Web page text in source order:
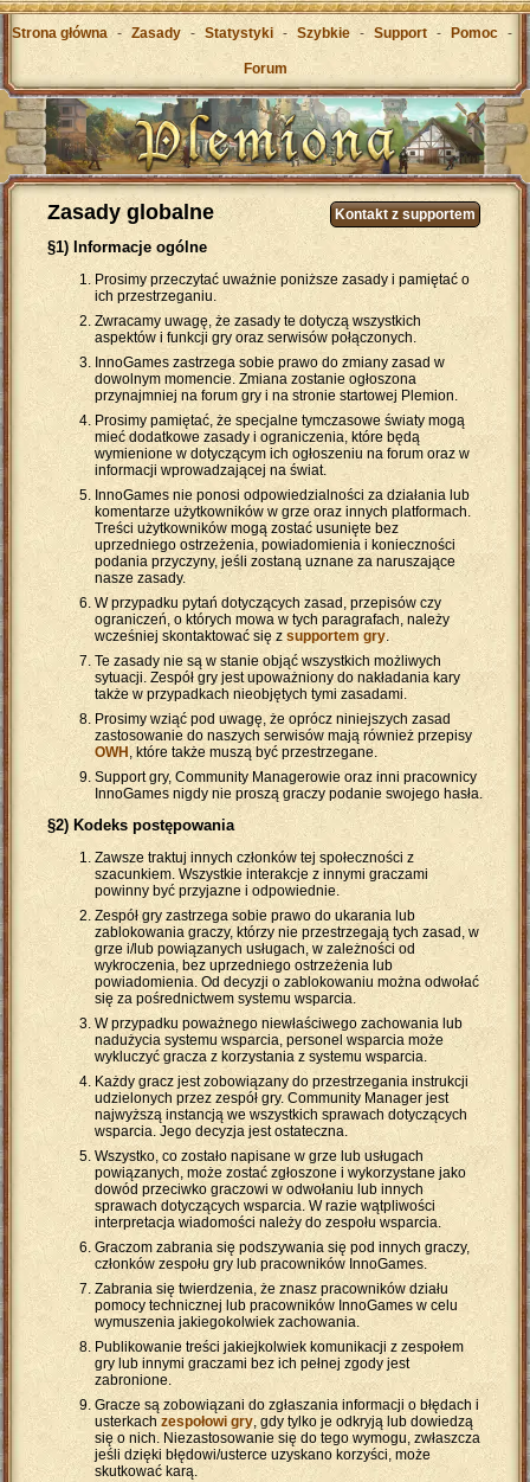
Strona główna - Zasady - Statystyki - Szybkie - Support - Pomoc -
Forum
Kontakt z supportem
Zasady globalne
§1) Informacje ogólne
Prosimy przeczytać uważnie poniższe zasady i pamiętać o
ich przestrzeganiu.
Zwracamy uwagę, że zasady te dotyczą wszystkich
aspektów i funkcji gry oraz serwisów połączonych.
InnoGames zastrzega sobie prawo do zmiany zasad w
dowolnym momencie. Zmiana zostanie ogłoszona
przynajmniej na forum gry i na stronie startowej Plemion.
Prosimy pamiętać, że specjalne tymczasowe światy mogą
mieć dodatkowe zasady i ograniczenia, które będą
wymienione w dotyczącym ich ogłoszeniu na forum oraz w
informacji wprowadzającej na świat.
InnoGames nie ponosi odpowiedzialności za działania lub
komentarze użytkowników w grze oraz innych platformach.
Treści użytkowników mogą zostać usunięte bez
uprzedniego ostrzeżenia, powiadomienia i konieczności
podania przyczyny, jeśli zostaną uznane za naruszające
nasze zasady.
W przypadku pytań dotyczących zasad, przepisów czy
ograniczeń, o których mowa w tych paragrafach, należy
wcześniej skontaktować się z supportem gry.
Te zasady nie są w stanie objąć wszystkich możliwych
sytuacji. Zespół gry jest upoważniony do nakładania kary
także w przypadkach nieobjętych tymi zasadami.
Prosimy wziąć pod uwagę, że oprócz niniejszych zasad
zastosowanie do naszych serwisów mają również przepisy
OWH , które także muszą być przestrzegane.
Support gry, Community Managerowie oraz inni pracownicy
InnoGames nigdy nie proszą graczy podanie swojego hasła.
§2) Kodeks postępowania
Zawsze traktuj innych członków tej społeczności z
szacunkiem. Wszystkie interakcje z innymi graczami
powinny być przyjazne i odpowiednie.
Zespół gry zastrzega sobie prawo do ukarania lub
zablokowania graczy, którzy nie przestrzegają tych zasad, w
grze i/lub powiązanych usługach, w zależności od
wykroczenia, bez uprzedniego ostrzeżenia lub
powiadomienia. Od decyzji o zablokowaniu można odwołać
się za pośrednictwem systemu wsparcia.
W przypadku poważnego niewłaściwego zachowania lub
nadużycia systemu wsparcia, personel wsparcia może
wykluczyć gracza z korzystania z systemu wsparcia.
Każdy gracz jest zobowiązany do przestrzegania instrukcji
udzielonych przez zespół gry. Community Manager jest
najwyższą instancją we wszystkich sprawach dotyczących
wsparcia. Jego decyzja jest ostateczna.
Wszystko, co zostało napisane w grze lub usługach
powiązanych, może zostać zgłoszone i wykorzystane jako
dowód przeciwko graczowi w odwołaniu lub innych
sprawach dotyczących wsparcia. W razie wątpliwości
interpretacja wiadomości należy do zespołu wsparcia.
Graczom zabrania się podszywania się pod innych graczy,
członków zespołu gry lub pracowników InnoGames.
Zabrania się twierdzenia, że znasz pracowników działu
pomocy technicznej lub pracowników InnoGames w celu
wymuszenia jakiegokolwiek zachowania.
Publikowanie treści jakiejkolwiek komunikacji z zespołem
gry lub innymi graczami bez ich pełnej zgody jest
zabronione.
Gracze są zobowiązani do zgłaszania informacji o błędach i
usterkachzespołowi gry, gdy tylko je odkryją lub dowiedzą
się o nich. Niezastosowanie się do tego wymogu, zwłaszcza
jeśli dzięki błędowi/usterce uzyskano korzyści, może
skutkować karą.